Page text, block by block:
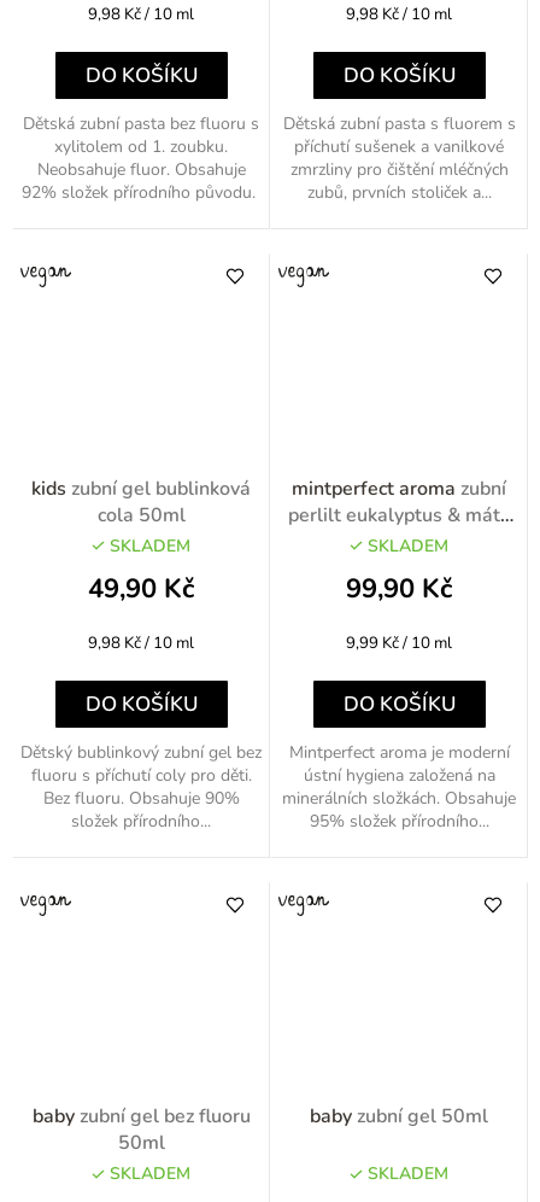
Měrná
9,98 Kč / 10 ml
DO KOŠÍKU
Dětská zubní pasta bez fluoru s
xylitolem od 1. zoubku.
Neobsahuje fluor. Obsahuje
92% složek přírodního původu.
Měrná
9,98 Kč / 10 ml
DO KOŠÍKU
Dětská zubní pasta s fluorem s
příchutí sušenek a vanilkové
zmrzliny pro čištění mléčných
zubů, prvních stoliček a...
kids zubní gel bublinková
cola 50ml
SKLADEM
49,90 Kč
Měrná
9,98 Kč / 10 ml
DO KOŠÍKU
Dětský bublinkový zubní gel bez
fluoru s příchutí coly pro děti.
Bez fluoru. Obsahuje 90%
složek přírodního...
mintperfect aroma zubní
perlilt eukalyptus & máta
100ml
SKLADEM
99,90 Kč
Měrná
9,99 Kč / 10 ml
DO KOŠÍKU
Mintperfect aroma je moderní
ústní hygiena založená na
minerálních složkách. Obsahuje
95% složek přírodního...
baby zubní gel bez fluoru
50ml
SKLADEM
baby zubní gel 50ml
SKLADEM